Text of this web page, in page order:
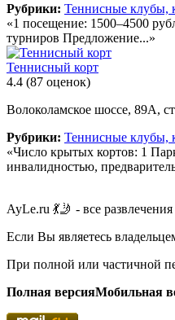
Рубрики: Теннисные клубы,
«1 посещение: 1500–4500
турниров Предложение...»
Теннисный корт
4.4 (87 оценок)
Волоколамское шоссе, 89А,
Рубрики: Теннисные клубы,
«Число крытых кортов: 1
инвалидностью,
AyLe.ru 💃🤳 - все
Если Вы являетесь
При полной или частичной
Полная версияМобильная